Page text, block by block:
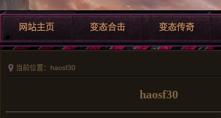
网站主页 变态合击 变态传奇
当前位置：haosf30
haosf30